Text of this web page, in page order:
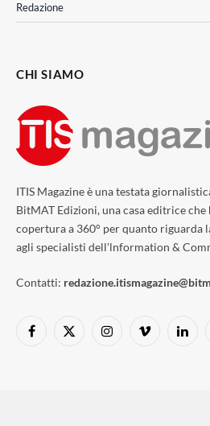
Redazione
CHI SIAMO
ITIS Magazine è una testata
BitMAT Edizioni, una casa editrice che
copertura a 360° per quanto riguarda
agli specialisti dell'lnformation &
Contatti:
Facebook
X
InstagramVimeo